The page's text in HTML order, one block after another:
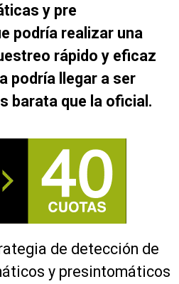
y pre
podría realizar una
rápido y eficaz
podría llegar a ser
barata que la oficial.
de detección de
y presintomáticos